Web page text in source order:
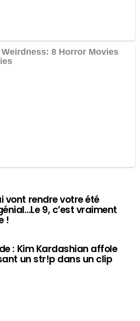
vont rendre votre été
9, c’est vraiment
!
: Kim Kardashian affole
un str!p dans un clip